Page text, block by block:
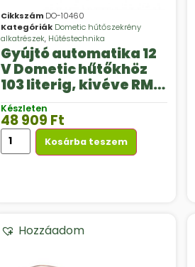
Cikkszám DO-10460
Kategóriák Dometic hűtőszekrény
alkatrészek, Hűtéstechnika
Gyújtó automatika 12
V Dometic hűtőkhöz
103 literig, kivéve RM
7XX1, 7XX5, 8XX1,
8XX5
Készleten
48 909 Ft
Kosárba teszem
Hozzáadom